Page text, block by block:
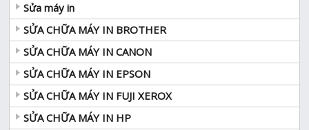
Sửa máy in
SỬA CHỮA MÁY IN BROTHER
SỬA CHỮA MÁY IN CANON
SỬA CHỮA MÁY IN EPSON
SỬA CHỮA MÁY IN FUJI XEROX
SỬA CHỮA MÁY IN HP